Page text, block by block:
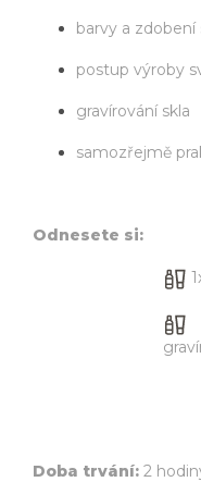
barvy a
postup výroby
gravírování skla
samozřejmě
Odnesete si:
Doba trvání: 2